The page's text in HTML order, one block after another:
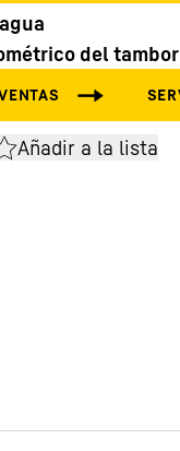
del tambor
Añadir a la lista